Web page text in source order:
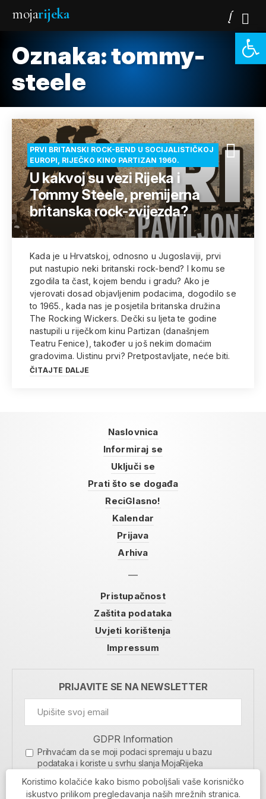
mojarijeka
Oznaka:tommy-
steele
PRVI BRITANSKI ROCK-BEND U SOCIJALISTIČKOJ
EUROPI, RIJEČKO KINO PARTIZAN 1960.
U kakvoj su vezi Rijeka i
Tommy Steele, premijerna
britanska rock-zvijezda?
Kada je u Hrvatskoj, odnosno u Jugoslaviji, prvi
put nastupio neki britanski rock-bend? I komu se
zgodila ta čast, kojem bendu i gradu? Ako je
vjerovati dosad objavljenim podacima, dogodilo se
to 1965., kada nas je posjetila britanska družina
The Rocking Wickers. Dečki su ljeta te godine
nastupili u riječkom kinu Partizan (današnjem
Teatru Fenice), također u još nekim domaćim
gradovima. Uistinu prvi? Pretpostavljate, neće biti.
ČITAJTE DALJE
Naslovnica
Informiraj se
Uključi se
Prati što se događa
ReciGlasno!
Kalendar
Prijava
Arhiva
Pristupačnost
Zaštita podataka
Uvjeti korištenja
Impressum
PRIJAVITE SE NA NEWSLETTER
GDPR Information
Prihvaćam da se moji podaci spremaju u bazu
podataka i koriste u svrhu slanja MojaRijeka
MOJARIJEKA NEWSLETTER
Koristimo kolačiće kako bismo poboljšali vaše korisničko
iskustvo prilikom pregledavanja naših mrežnih stranica.